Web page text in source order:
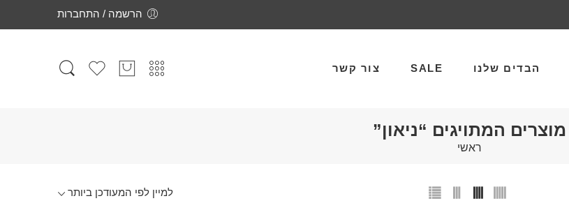
הרשמה / התחברות
הבדים שלנו SALE צור קשר
מוצרים המתויגים “ניאון”
ראשי